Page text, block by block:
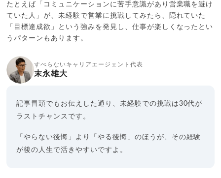
たとえば「コミュニケーションに苦手意識があり営業職を避け
ていた人」が、未経験で営業に挑戦してみたら、隠れていた
「目標達成欲」という強みを発見し、仕事が楽しくなったとい
うパターンもあります。
すべらないキャリアエージェント代表
末永雄大
記事冒頭でもお伝えした通り、未経験での挑戦は30代が
ラストチャンスです。
「やらない後悔」より「やる後悔」のほうが、その経験
が後の人生で活きやすいですよ。